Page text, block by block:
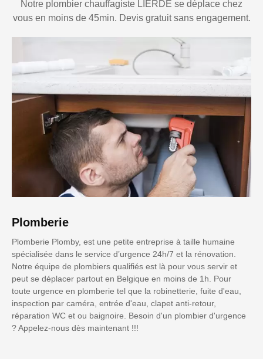
Notre plombier chauffagiste LIERDE se déplace chez
vous en moins de 45min. Devis gratuit sans engagement.
Plomberie
Plomberie Plomby, est une petite entreprise à taille humaine
spécialisée dans le service d’urgence 24h/7 et la rénovation.
Notre équipe de plombiers qualifiés est là pour vous servir et
peut se déplacer partout en Belgique en moins de 1h. Pour
toute urgence en plomberie tel que la robinetterie, fuite d'eau,
inspection par caméra, entrée d'eau, clapet anti-retour,
réparation WC et ou baignoire. Besoin d'un plombier d'urgence
? Appelez-nous dès maintenant !!!